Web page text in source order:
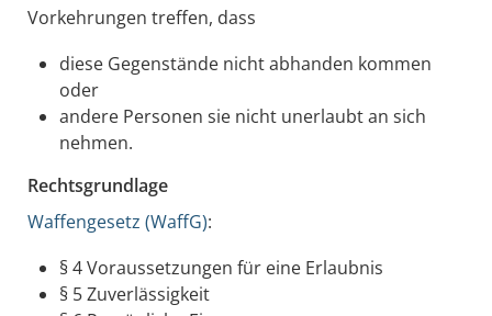
Vorkehrungen treffen, dass
diese Gegenstände nicht abhanden kommen
oder
andere Personen sie nicht unerlaubt an sich
nehmen.
Rechtsgrundlage
Waffengesetz (WaffG):
§ 4Voraussetzungen für eine Erlaubnis
§ 5Zuverlässigkeit